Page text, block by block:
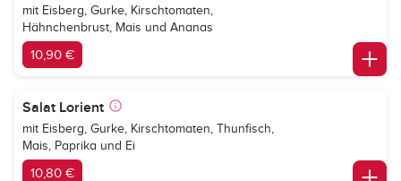
mit Eisberg, Gurke, Kirschtomaten,
Hähnchenbrust, Mais und Ananas
10,90 €
Salat Lorient
mit Eisberg, Gurke, Kirschtomaten, Thunfisch,
Mais, Paprika und Ei
10,80 €